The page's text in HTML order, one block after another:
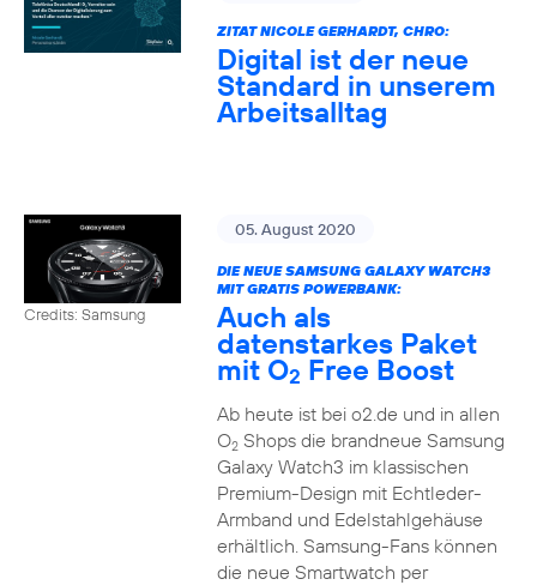
ZITAT NICOLE GERHARDT, CHRO:
Digital ist der neue
Standard in unserem
Arbeitsalltag
Credits: Samsung
05. August 2020
DIE NEUE SAMSUNG GALAXY WATCH3
MIT GRATIS POWERBANK:
Auch als
datenstarkes Paket
mit O2 Free Boost
Ab heute ist bei o2.de und in allen
O2Shops die brandneue Samsung
Galaxy Watch3 im klassischen
Premium-Design mit Echtleder-
Armband und Edelstahlgehäuse
erhältlich. Samsung-Fans können
die neue Smartwatch per